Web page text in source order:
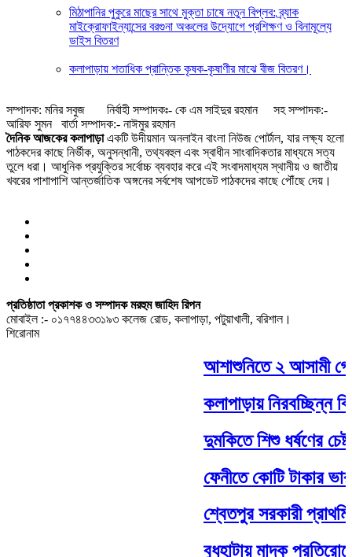
মিঠাপানির পুকুরে মাছের সাথে মুক্তা চাষে নতুন বিপ্লব: ব্র্যাক
মাইক্রোফাইন্যান্সের বরগুনা অঞ্চলের উদ্যোগে প্রশিক্ষণ ও বিনামূল্যে
ডাইস বিতরণ
কলাপাড়ায় শতাধিক প্রান্তিক কৃষক-কৃষাণীর মাঝে বীজ বিতরণ।
সম্পাদক: মনির সবুজ নির্বাহী সম্পাদকঃ- কে এম সাইদুর রহমান সহ সম্পাদক:-
আরিফ সুমন বার্তা সম্পাদক:- নাঈমুর রহমান
দৈনিক আজকের কলাপাড়াএকটি উদীয়মান অনলাইন বাংলা নিউজ পোর্টাল, যার লক্ষ্য হলো
পাঠকদের কাছে নির্ভীক, অনুসন্ধানী, তথ্যবহুল এবং স্বাধীন সাংবাদিকতার মাধ্যমে সত্য
তুলে ধরা। আধুনিক প্রযুক্তির সর্বোচ্চ ব্যবহার করে এই সংবাদমাধ্যম স্থানীয় ও জাতীয়
খবরের পাশাপাশি আন্তর্জাতিক অঙ্গনের সর্বশেষ আপডেট পাঠকদের কাছে পৌঁছে দেয়।
প্রতিষ্ঠাতা প্রকাশক ও সম্পাদক মরহুম জাহিদ রিপন
মোবাইল :- ০১৭৭৪৪৩৩১৯৩ কলেজ রোড, কলাপাড়া, পটুয়াখালী, বরিশাল।
শিরোনাম
আশাশুনিতে ২ আসামী
কলাপাড়ায় নিরবচ্ছিন্ন
দুমকিতে শিশু ধর্ষণের
ফেনীতে কোটি টাকার
শ্বেতপুর সরকারী
বুধহাটায় মাদক